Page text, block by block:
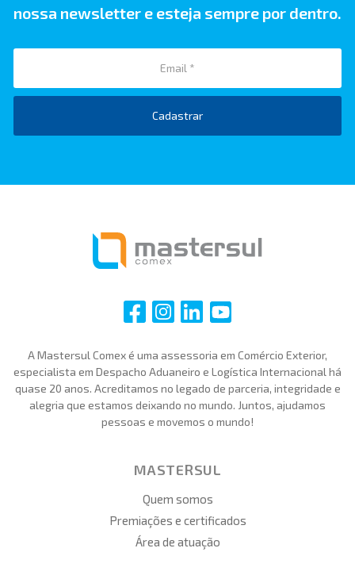
nossa newsletter e esteja sempre por dentro.
Cadastrar
i i i i
A Mastersul Comex é uma assessoria em Comércio Exterior,
especialista em Despacho Aduaneiro e Logística Internacional há
quase 20 anos. Acreditamos no legado de parceria, integridade e
alegria que estamos deixando no mundo. Juntos, ajudamos
pessoas e movemos o mundo!
MASTERSUL
Quem somos
Premiações e certificados
Área de atuação